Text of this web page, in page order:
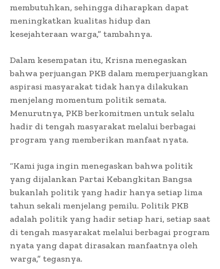
membutuhkan, sehingga diharapkan dapat
meningkatkan kualitas hidup dan
kesejahteraan warga,” tambahnya.
Dalam kesempatan itu, Krisna menegaskan
bahwa perjuangan PKB dalam memperjuangkan
aspirasi masyarakat tidak hanya dilakukan
menjelang momentum politik semata.
Menurutnya, PKB berkomitmen untuk selalu
hadir di tengah masyarakat melalui berbagai
program yang memberikan manfaat nyata.
“Kami juga ingin menegaskan bahwa politik
yang dijalankan Partai Kebangkitan Bangsa
bukanlah politik yang hadir hanya setiap lima
tahun sekali menjelang pemilu. Politik PKB
adalah politik yang hadir setiap hari, setiap saat
di tengah masyarakat melalui berbagai program
nyata yang dapat dirasakan manfaatnya oleh
warga,” tegasnya.